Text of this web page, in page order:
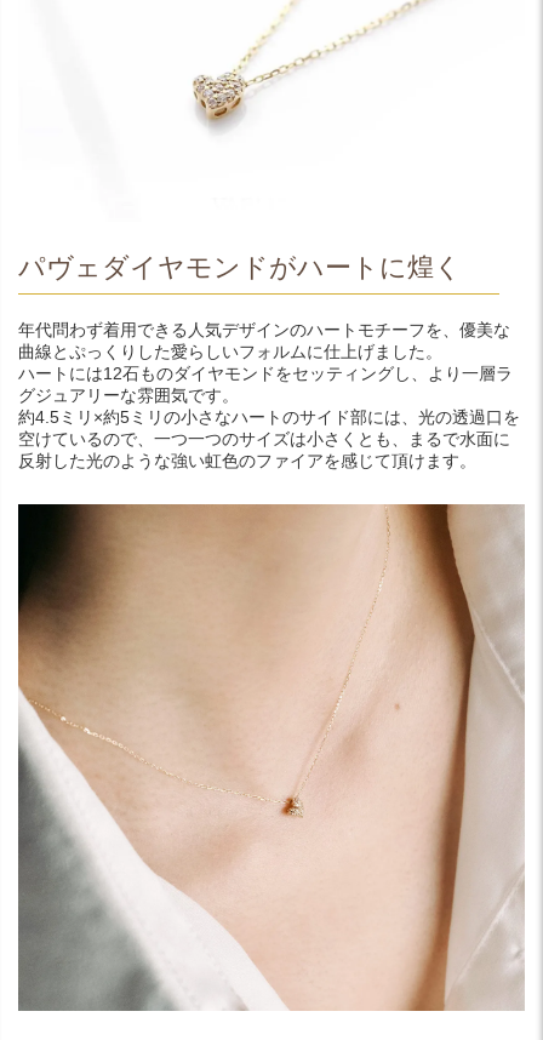
パヴェダイヤモンドがハートに煌く
年代問わず着用できる人気デザインのハートモチーフを、優美な
曲線とぷっくりした愛らしいフォルムに仕上げました。
ハートには12石ものダイヤモンドをセッティングし、より一層ラ
グジュアリーな雰囲気です。
約4.5ミリ×約5ミリの小さなハートのサイド部には、光の透過口を
空けているので、一つ一つのサイズは小さくとも、まるで水面に
反射した光のような強い虹色のファイアを感じて頂けます。